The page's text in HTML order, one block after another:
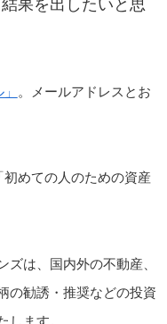
果を出したいと思
。メールアドレスとお
初めての人のための資産
は、国内外の不動産、
の勧誘・推奨などの投資
ます。